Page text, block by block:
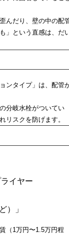
んだり、壁の中の配
」という直感は、だ
ンタイプ」は、配管
分岐水栓がついてい
リスクを防げます。
イヤー
）」
（1万円〜1.5万円程